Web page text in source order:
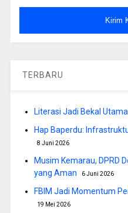
TERBARU
Literasi Jadi Bekal
Hap Baperdu:
8 Juni 2026
Musim Kemarau, DPRD
yang Aman
6 Juni 2026
FBIM Jadi Momentum
19 Mei 2026